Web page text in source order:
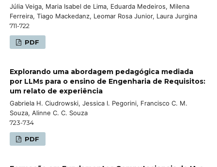
Júlia Veiga, Maria Isabel de Lima, Eduarda Medeiros, Milena
Ferreira, Tiago Mackedanz, Leomar Rosa Junior, Laura Jurgina
711-722
PDF
Explorando uma abordagem pedagógica mediada
por LLMs para o ensino de Engenharia de Requisitos:
um relato de experiência
Gabriela H. Ciudrowski, Jessica I. Pegorini, Francisco C. M.
Souza, Alinne C. C. Souza
723-734
PDF